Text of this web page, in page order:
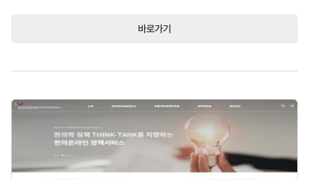
바로가기